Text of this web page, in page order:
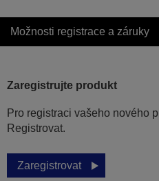
Možnosti registrace a záruky
Zaregistrujte produkt
Pro registraci vašeho nového
Registrovat.
Zaregistrovat